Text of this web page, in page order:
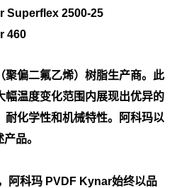
Superflex 2500-25
460
聚偏二氟乙烯）树脂生产商。此
幅温度变化范围内展现出优异的
耐化学性和机械特性。阿科玛以
品。
阿科玛 PVDF Kynar始终以品